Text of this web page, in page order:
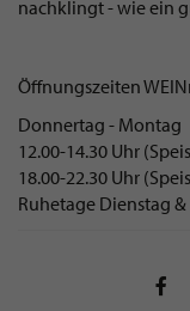
nachklingt - wie ein
Öffnungszeiten
Donnertag - Montag
12.00-14.30 Uhr
18.00-22.30 Uhr
Ruhetage Dienstag